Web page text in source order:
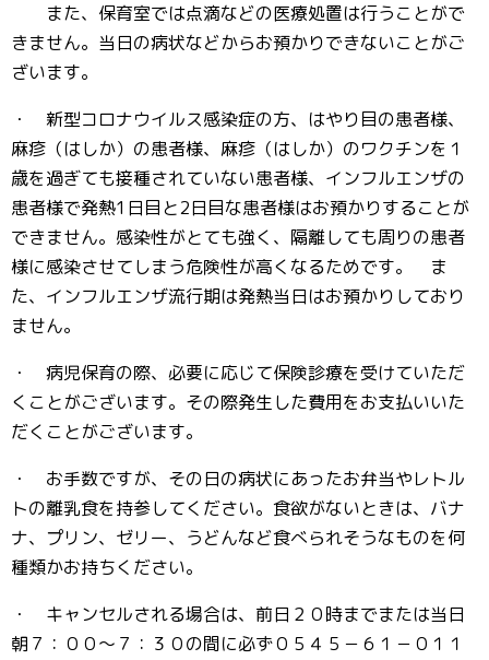
また、保育室では点滴などの医療処置は行うことがで
きません。当日の病状などからお預かりできないことがご
ざいます。
・ 新型コロナウイルス感染症の方、はやり目の患者様、
麻疹（はしか）の患者様、麻疹（はしか）のワクチンを１
歳を過ぎても接種されていない患者様、インフルエンザの
患者様で発熱1日目と2日目な患者様はお預かりすることが
できません。感染性がとても強く、隔離しても周りの患者
様に感染させてしまう危険性が高くなるためです。 ま
た、インフルエンザ流行期は発熱当日はお預かりしており
ません。
・ 病児保育の際、必要に応じて保険診療を受けていただ
くことがございます。その際発生した費用をお支払いいた
だくことがございます。
・ お手数ですが、その日の病状にあったお弁当やレトル
トの離乳食を持参してください。食欲がないときは、バナ
ナ、プリン、ゼリー、うどんなど食べられそうなものを何
種類かお持ちください。
・ キャンセルされる場合は、前日２０時までまたは当日
朝７：００～７：３０の間に必ず０５４５－６１－０１１